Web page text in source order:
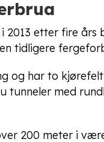
2013 etter fire
tidligere
og har to
tunneler med
200 meter i